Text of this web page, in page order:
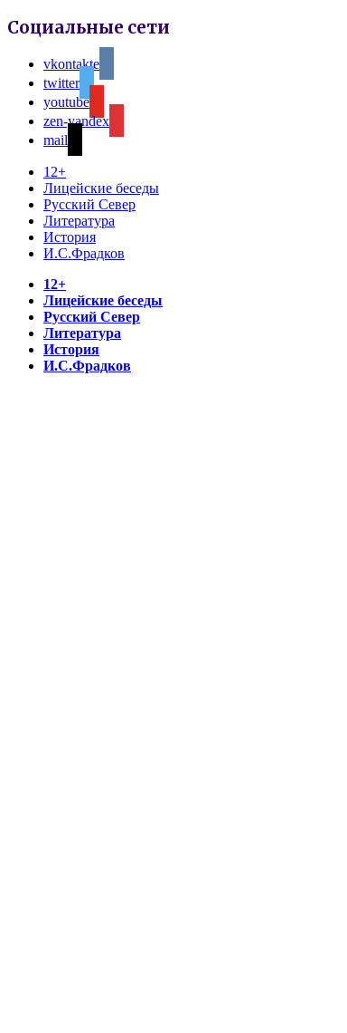
Социальные сети
vkontakte
twitter
youtube
zen-yandex
mail
12+
Лицейские беседы
Русский Север
Литература
История
И.С.Фрадков
12+
Лицейские беседы
Русский Север
Литература
История
И.С.Фрадков